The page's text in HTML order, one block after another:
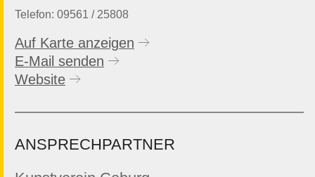
Telefon: 09561 / 25808
Auf Karte anzeigen
E-Mail senden
Website
ANSPRECHPARTNER